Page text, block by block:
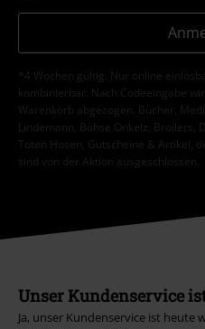
*4 Wochen gültig. Nur online
kombinierbar. Nach Codeeingabe
Warenkorb abgezogen. Bücher,
Lindemann, Böhse Onkelz, Broilers,
Toten Hosen, Gutscheine & Artikel,
sind von der Aktion ausgeschlossen.
Unser Kundenservice
Ja, unser Kundenservice ist heute